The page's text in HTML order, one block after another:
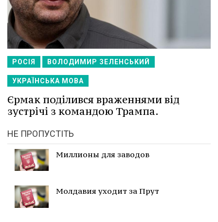
РОСІЯ ВОЛОДИМИР ЗЕЛЕНСЬКИЙ
УКРАЇНСЬКА МОВА
Єрмак поділився враженнями від
зустрічі з командою Трампа.
НЕ ПРОПУСТІТЬ
Миллионы для заводов
Молдавия уходит за Прут